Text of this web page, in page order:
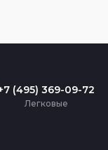
(495) 369-09-72
Легковые